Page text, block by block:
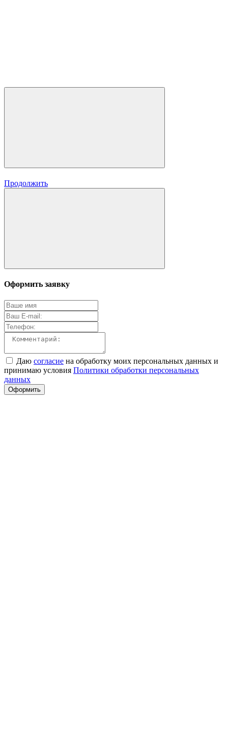
Продолжить
Оформить заявку
Даю согласие на обработку моих персональных данных и
принимаю условия Политики обработки персональных
данных
Оформить